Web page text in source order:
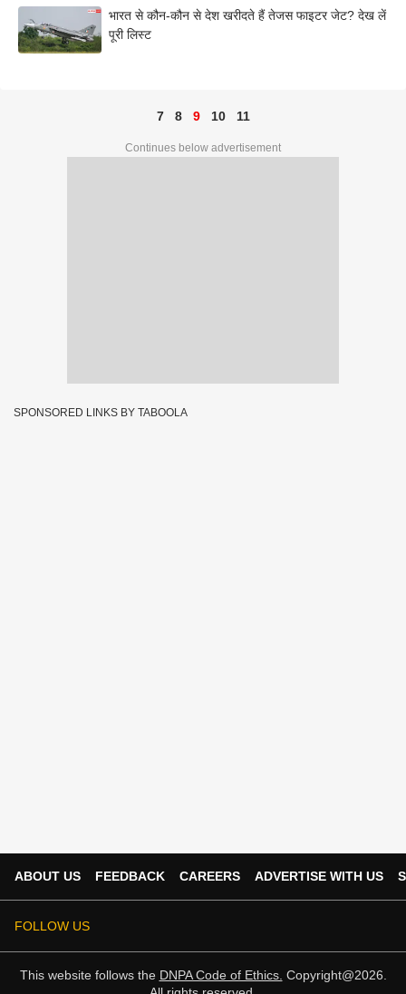
भारत से कौन-कौन से देश खरीदते हैं तेजस फाइटर जेट? देख लें
पूरी लिस्ट
7 8 9 10 11
Continues below advertisement
SPONSORED LINKS BY TABOOLA
ABOUT US FEEDBACK CAREERS ADVERTISE WITH US
FOLLOW US
This website follows the DNPA Code of Ethics. Copyright@2026.